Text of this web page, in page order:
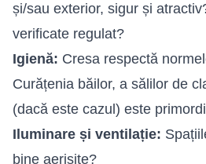
și/sau exterior, sigur și
verificate regulat?
Igienă: Cresa respectă
Curățenia băilor, a sălilor de
(dacă este cazul) este
Iluminare și ventilație:
bine aerisite?